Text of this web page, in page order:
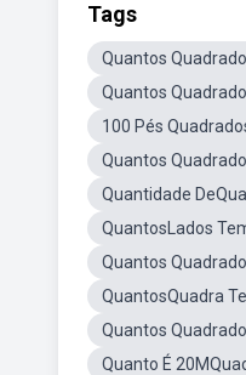
Tags
Quantos
Quantos
100 Pés
Quantos
Quantidade
QuantosLados
Quantos
QuantosQuadra
Quantos
Quanto É